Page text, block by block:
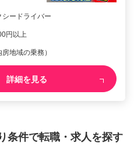
ードライバー
円以上
地域の乗務）
詳細を見る
条件で転職・求人を探す